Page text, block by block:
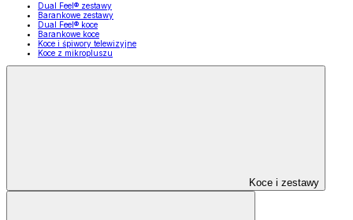
Dual Feel® zestawy
Barankowe zestawy
Dual Feel® koce
Barankowe koce
Koce i śpiwory telewizyjne
Koce z mikropluszu
Koce i zestawy